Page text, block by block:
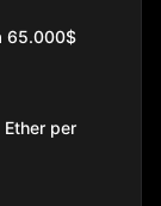
65.000$
Ether per